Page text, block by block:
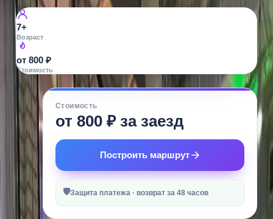
7+
Возраст
от 800 ₽
Стоимость
МЕСТЕ
Это
место,
где
сердце
бьётся
в
Стоимость
от 800 ₽ за заезд
Построить маршрут
🛡Защита платежа · возврат за 48 часов